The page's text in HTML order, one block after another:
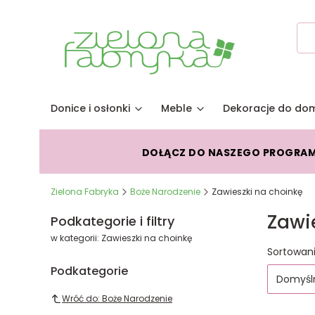
Donice i osłonki Meble Dekoracje do
DOŁĄCZ DO NASZEGO
Zielona Fabryka Boże Narodzenie Zawieszki na choinkę
Podkategorie i filtry
w kategorii: Zawieszki na choinkę
Podkategorie
Wróć do: Boże Narodzenie
Lista